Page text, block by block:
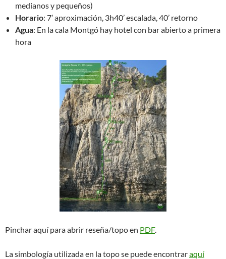
medianos y pequeños)
Horario: 7’ aproximación, 3h40’ escalada, 40’ retorno
Agua: En la cala Montgó hay hotel con bar abierto a primera
hora
Pinchar aquí para abrir reseña/topo en PDF.
La simbología utilizada en la topo se puede encontraraquí